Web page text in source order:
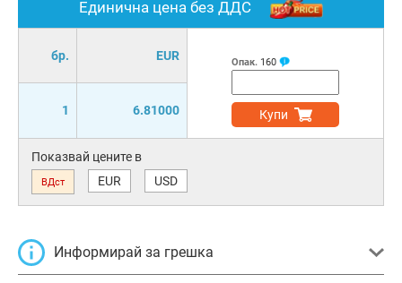
Единична цена без ДДС
бр. EUR
1 6.81000
Опак. 160
Купи
Показвай цените в
ВДст EUR USD
Информирай за грешка